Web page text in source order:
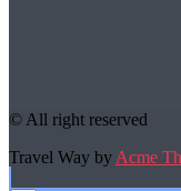
© All right reserved
Travel Way by Acme